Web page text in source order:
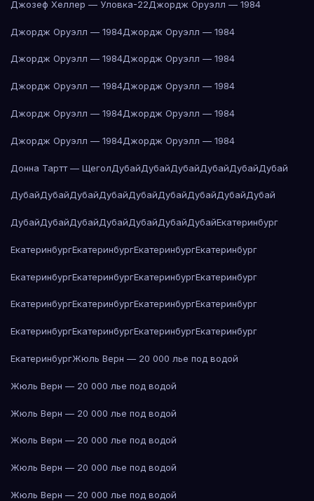
Джозеф Хеллер — Уловка-22Джордж Оруэлл — 1984
Джордж Оруэлл — 1984Джордж Оруэлл — 1984
Джордж Оруэлл — 1984Джордж Оруэлл — 1984
Джордж Оруэлл — 1984Джордж Оруэлл — 1984
Джордж Оруэлл — 1984Джордж Оруэлл — 1984
Джордж Оруэлл — 1984Джордж Оруэлл — 1984
Донна Тартт — ЩеголДубайДубайДубайДубайДубайДубай
ДубайДубайДубайДубайДубайДубайДубайДубайДубай
ДубайДубайДубайДубайДубайДубайДубайЕкатеринбург
ЕкатеринбургЕкатеринбургЕкатеринбургЕкатеринбург
ЕкатеринбургЕкатеринбургЕкатеринбургЕкатеринбург
ЕкатеринбургЕкатеринбургЕкатеринбургЕкатеринбург
ЕкатеринбургЕкатеринбургЕкатеринбургЕкатеринбург
ЕкатеринбургЖюль Верн — 20 000 лье под водой
Жюль Верн — 20 000 лье под водой
Жюль Верн — 20 000 лье под водой
Жюль Верн — 20 000 лье под водой
Жюль Верн — 20 000 лье под водой
Жюль Верн — 20 000 лье под водой